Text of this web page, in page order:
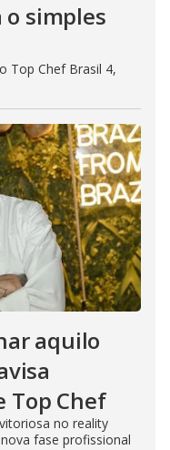
o simples
Top Chef Brasil 4,
aquilo
Top Chef
no reality
fase profissional